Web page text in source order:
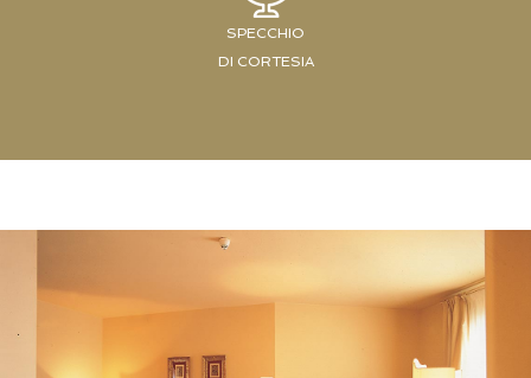
SPECCHIO
DI CORTESIA